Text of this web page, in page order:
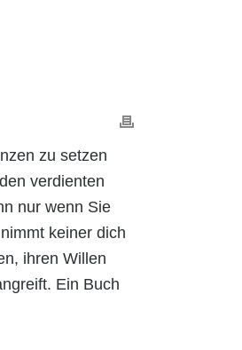
zu setzen
verdienten
nur wenn Sie
keiner dich
ihren Willen
Ein Buch